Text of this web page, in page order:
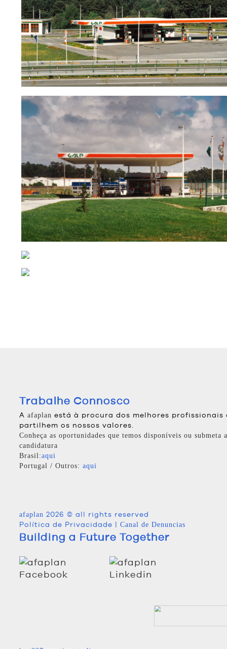
Trabalhe Connosco
A afaplan está à procura dos melhores profissionais
partilhem os nossos valores.
Conheça as oportunidades que temos disponíveis ou submeta
candidatura
Brasil:aqui
Portugal / Outros: aqui
afaplan 2026 © all rights reserved
Política de Privacidade | Canal de Denuncias
Building a Future Together